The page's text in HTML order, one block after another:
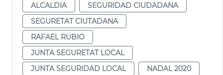
ALCALDIA
SEGURIDAD CIUDADANA
SEGURETAT CIUTADANA
RAFAEL RUBIO
JUNTA SEGURETAT LOCAL
JUNTA SEGURIDAD LOCAL
NADAL 2020